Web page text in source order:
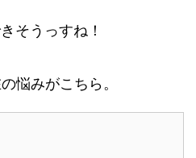
そうっすね！
悩みがこちら。